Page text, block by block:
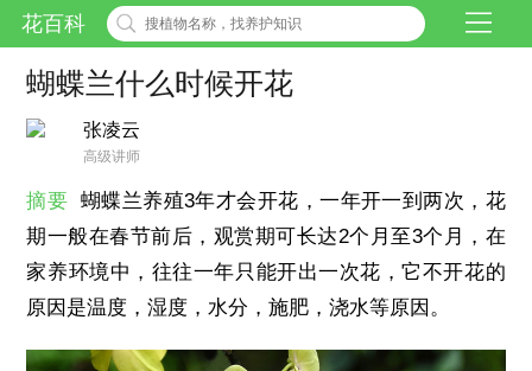
花百科
蝴蝶兰什么时候开花
张凌云
高级讲师
摘要 蝴蝶兰养殖3年才会开花，一年开一到两次，花
期一般在春节前后，观赏期可长达2个月至3个月，在
家养环境中，往往一年只能开出一次花，它不开花的
原因是温度，湿度，水分，施肥，浇水等原因。